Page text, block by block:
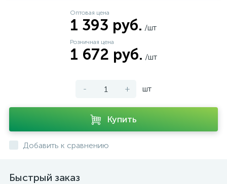
Оптовая цена
1 393 руб. /шт
Розничная цена
1 672 руб. /шт
- + шт
Купить
Добавить к сравнению
Быстрый заказ